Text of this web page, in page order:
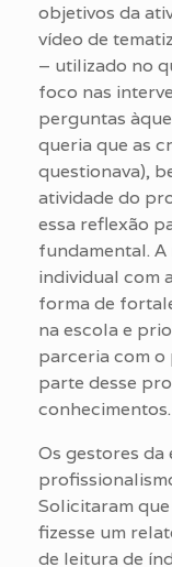
objetivos da
vídeo de
– utilizado no
foco nas
perguntas
queria que as
questionava),
atividade do
essa reflexão
fundamental. A
individual com
forma de
na escola e
parceria com o
parte desse
conhecimentos.
Os gestores da
Solicitaram
fizesse um
de leitura de